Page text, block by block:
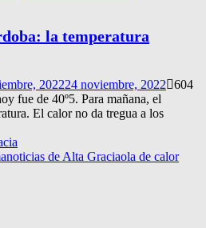
la temperatura
202224 noviembre, 2022
604
fue de 40º5. Para mañana, el
El calor no da tregua a los
noticias de Alta Graciaola de calor